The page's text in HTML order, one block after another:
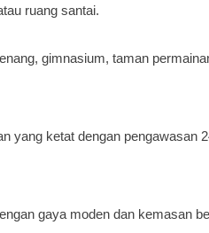
ruang santai.
gimnasium, taman
yang ketat dengan pengawasan
gaya moden dan kemasan